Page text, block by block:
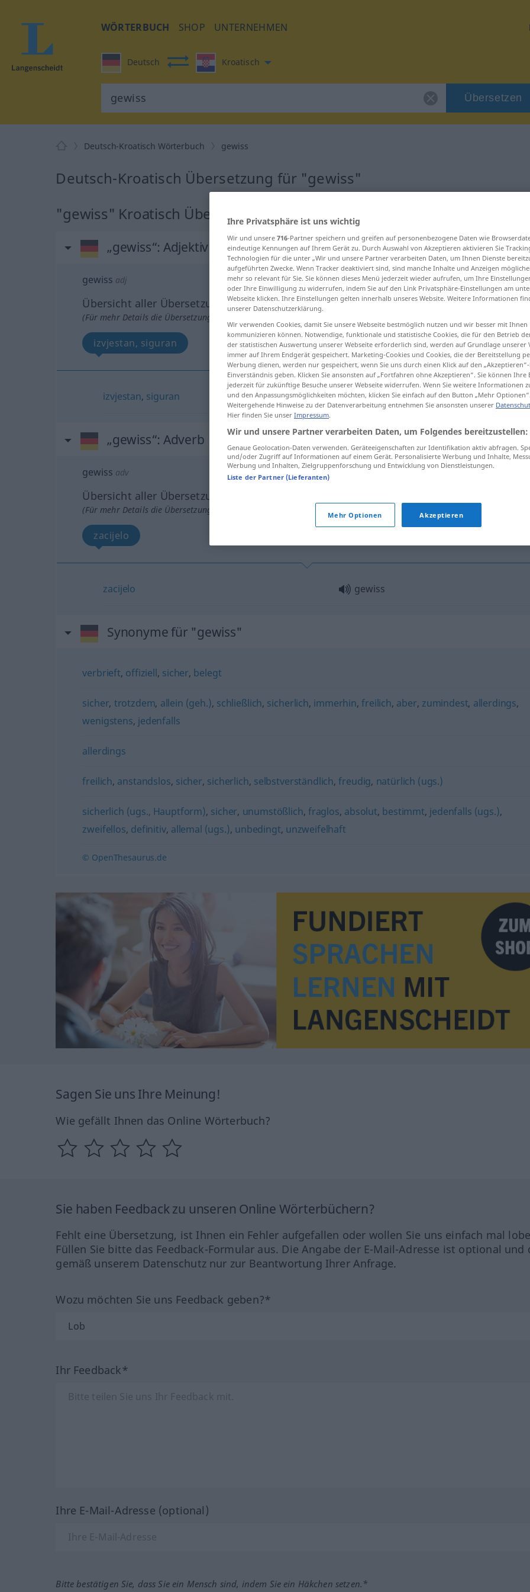
WÖRTERBUCH SHOP UNTERNEHMEN
Deutsch Kroatisch
Übersetzen
Deutsch-Kroatisch Wörterbuch gewiss
Deutsch-Kroatisch Übersetzung für "gewiss"
"gewiss" Kroatisch Übersetzung
„gewiss“: Adjektiv
gewiss adj
Übersicht aller Übersetzungen
(Für mehr Details die Übersetzung anklicken/antippen)
izvjestan, siguran
izvjestan, siguran gewiss
„gewiss“: Adverb
gewiss adv
Übersicht aller Übersetzungen
(Für mehr Details die Übersetzung anklicken/antippen)
zacijelo
zacijelo gewiss
Synonyme für "gewiss"
verbrieft, offiziell, sicher, belegt
sicher, trotzdem, allein (geh.), schließlich, sicherlich, immerhin,freilich, aber, zumindest, allerdings,
wenigstens, jedenfalls
allerdings
freilich, anstandslos, sicher, sicherlich, selbstverständlich,freudig, natürlich (ugs.)
sicherlich (ugs., Hauptform), sicher, unumstößlich, fraglos, absolut, bestimmt, jedenfalls (ugs.),
zweifellos, definitiv, allemal (ugs.), unbedingt, unzweifelhaft
© OpenThesaurus.de
Sagen Sie uns Ihre Meinung!
Wie gefällt Ihnen das Online Wörterbuch?
Sie haben Feedback zu unseren Online Wörterbüchern?
Fehlt eine Übersetzung, ist Ihnen ein Fehler aufgefallen oder wollen Sie uns einfach mal
Füllen Sie bitte das Feedback-Formular aus. Die Angabe der E-Mail-Adresse ist optional und
gemäß unserem Datenschutz nur zur Beantwortung Ihrer Anfrage.
Wozu möchten Sie uns Feedback geben?*
Ihr Feedback*
Ihre E-Mail-Adresse (optional)
Bitte bestätigen Sie, dass Sie ein Mensch sind, indem Sie ein Häkchen setzen.*
Ihre Privatsphäre ist uns wichtig
Wir und unsere 716-Partner speichern und greifen auf personenbezogene Daten wie
eindeutige Kennungen auf Ihrem Gerät zu. Durch Auswahl von Akzeptieren aktivieren Sie
Technologien für die unter „Wir und unsere Partner verarbeiten Daten, um Ihnen Dienste
aufgeführten Zwecke. Wenn Tracker deaktiviert sind, sind manche Inhalte und Anzeigen
mehr so relevant für Sie. Sie können dieses Menü jederzeit wieder aufrufen, um Ihre
oder Ihre Einwilligung zu widerrufen, indem Sie auf den Link Privatsphäre-Einstellungen am
Webseite klicken. Ihre Einstellungen gelten innerhalb unseres Website. Weitere Informationen
unserer Datenschutzerklärung.
Wir verwenden Cookies, damit Sie unsere Webseite bestmöglich nutzen und wir besser mit Ihnen
kommunizieren können. Notwendige, funktionale und statistische Cookies, die für den Betrieb
der statistischen Auswertung unserer Webseite erforderlich sind, werden auf Grundlage unserer
immer auf Ihrem Endgerät gespeichert. Marketing-Cookies und Cookies, die der Bereitstellung
Werbung dienen, werden nur gespeichert, wenn Sie uns durch einen Klick auf den
Einverständnis geben. Klicken Sie ansonsten auf „Fortfahren ohne Akzeptieren“. Sie können Ihre
jederzeit für zukünftige Besuche unserer Webseite widerrufen. Wenn Sie weitere Informationen
und den Anpassungsmöglichkeiten möchten, klicken Sie einfach auf den Button „Mehr Optionen“.
Weitergehende Hinweise zu der Datenverarbeitung entnehmen Sie ansonsten unserer
Hier finden Sie unser Impressum.
Wir und unsere Partner verarbeiten Daten, um Folgendes bereitzustellen:
Genaue Geolocation-Daten verwenden. Geräteeigenschaften zur Identifikation aktiv abfragen.
und/oder Zugriff auf Informationen auf einem Gerät. Personalisierte Werbung und Inhalte,
Werbung und Inhalten, Zielgruppenforschung und Entwicklung von Dienstleistungen.
Liste der Partner (Lieferanten)
Mehr Optionen Akzeptieren